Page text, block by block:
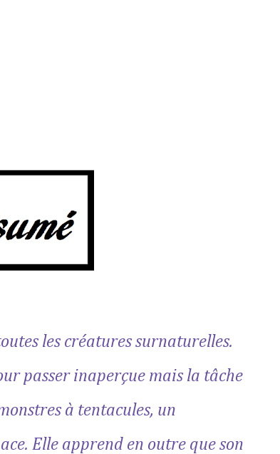
les créatures surnaturelles.
passer inaperçue mais la tâche
à tentacules, un
Elle apprend en outre que son